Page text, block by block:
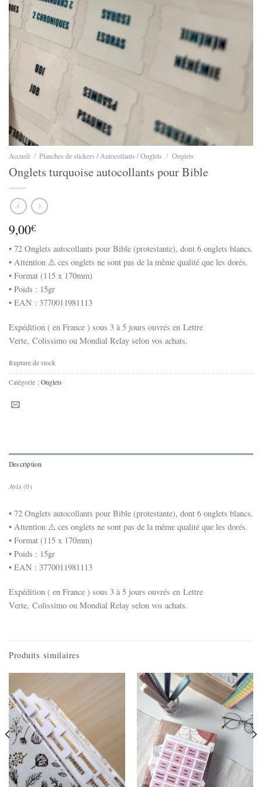
Accueil / Planches de stickers / Autocollants / Onglets / Onglets
Onglets turquoise autocollants pour Bible
9,00€
• 72 Onglets autocollants pour Bible (protestante), dont 6 onglets blancs.
• Attention ⚠️​ ces onglets ne sont pas de la même qualité que les dorés.
• Format (115 x 170mm)
• Poids : 15gr
• EAN : 3770011981113
Expédition ( en France ) sous 3 à 5 jours ouvrés en Lettre
Verte, Colissimo ou Mondial Relay selon vos achats.
Rupture de stock
Catégorie : Onglets
Description
Avis (0)
• 72 Onglets autocollants pour Bible (protestante), dont 6 onglets blancs.
• Attention ⚠️​ ces onglets ne sont pas de la même qualité que les dorés.
• Format (115 x 170mm)
• Poids : 15gr
• EAN : 3770011981113
Expédition ( en France ) sous 3 à 5 jours ouvrés en Lettre
Verte, Colissimo ou Mondial Relay selon vos achats.
Produits similaires